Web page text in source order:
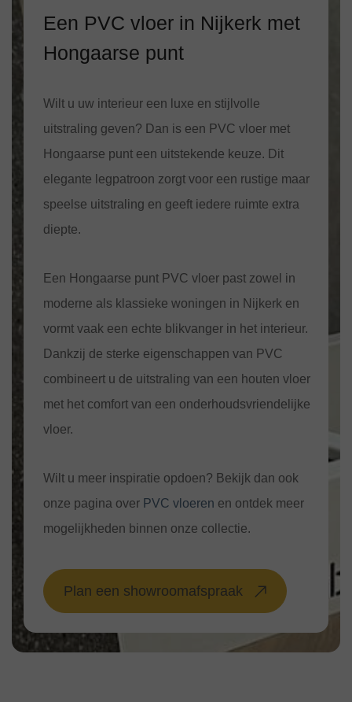
Een PVC vloer in Nijkerk met
Hongaarse punt
Wilt u uw interieur een luxe en stijlvolle
uitstraling geven? Dan is een PVC vloer met
Hongaarse punt een uitstekende keuze. Dit
elegante legpatroon zorgt voor een rustige maar
speelse uitstraling en geeft iedere ruimte extra
diepte.
Een Hongaarse punt PVC vloer past zowel in
moderne als klassieke woningen in Nijkerk en
vormt vaak een echte blikvanger in het interieur.
Dankzij de sterke eigenschappen van PVC
combineert u de uitstraling van een houten vloer
met het comfort van een onderhoudsvriendelijke
vloer.
Wilt u meer inspiratie opdoen? Bekijk dan ook
onze pagina over PVC vloeren en ontdek meer
mogelijkheden binnen onze collectie.
Plan een showroomafspraak